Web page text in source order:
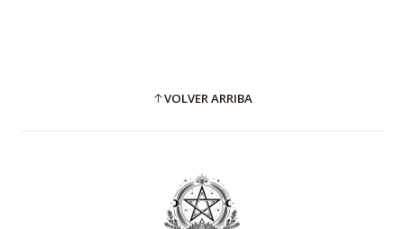
VOLVER ARRIBA